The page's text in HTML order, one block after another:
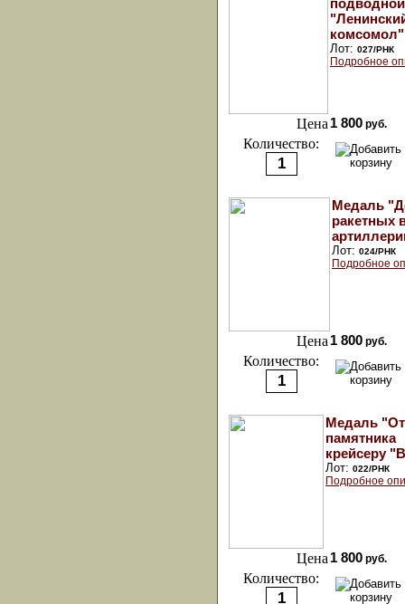
Лот: 027/РНК
Подробное
Цена 1 800 руб.
Количество:
Медаль
ракетных
Лот: 024/РНК
Подробное
Цена 1 800 руб.
Количество:
Медаль
памятника
крейсеру
Лот: 022/РНК
Подробное
Цена 1 800 руб.
Количество: